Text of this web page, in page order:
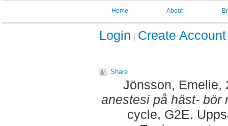
Home About
Login Create Account
Share
Jönsson, Emelie,
anestesi på häst- bör
cycle, G2E.